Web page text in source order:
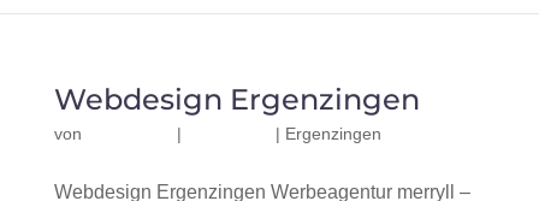
Webdesign Ergenzingen
von | | Ergenzingen
Webdesign Ergenzingen Werbeagentur merryll –